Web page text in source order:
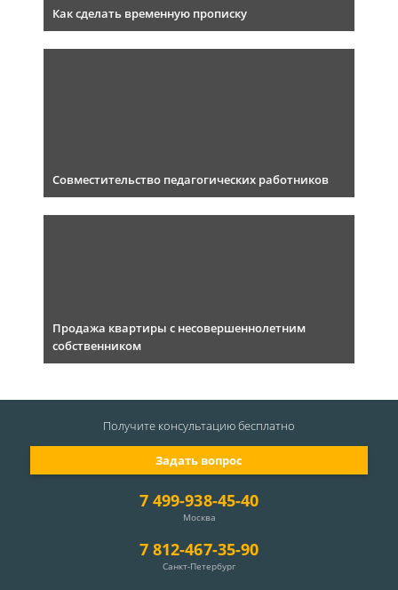
Как сделать временную прописку
Совместительство педагогических работников
Продажа квартиры с несовершеннолетним
собственником
7 499-938-45-40
Москва
7 812-467-35-90
Санкт-Петербург
Задать вопрос
Получите консультациюбесплатно